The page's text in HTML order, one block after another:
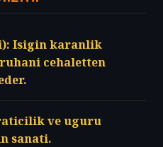
Isigin karanlik
cehaletten
ve uguru
sanati.